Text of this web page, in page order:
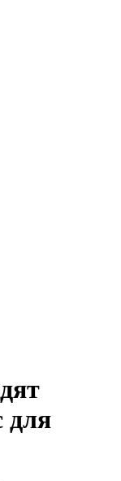
для